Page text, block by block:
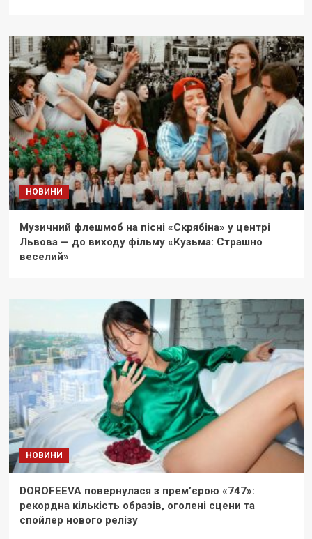
НОВИНИ
Музичний флешмоб на пісні «Скрябіна» у центрі
Львова — до виходу фільму «Кузьма: Страшно
веселий»
НОВИНИ
DOROFEEVA повернулася з прем’єрою «747»:
рекордна кількість образів, оголені сцени та
спойлер нового релізу